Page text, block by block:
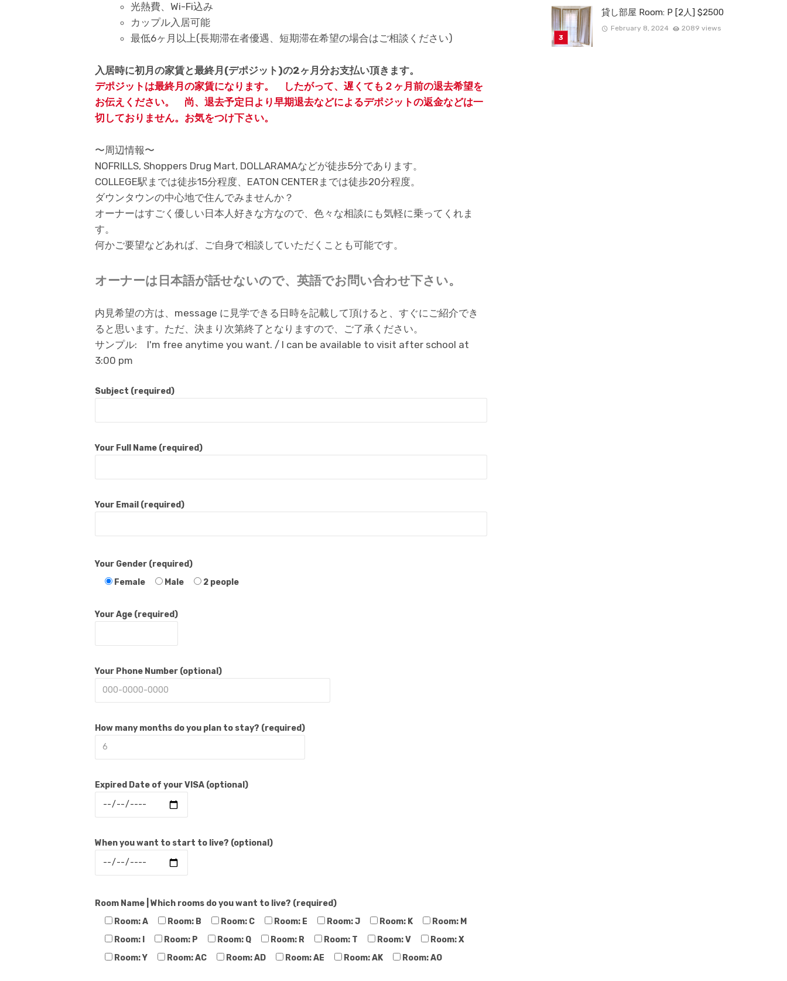
光熱費、Wi-Fi込み
カップル入居可能
最低6ヶ月以上(長期滞在者優遇、短期滞在希望の場合はご相談ください)
入居時に初月の家賃と最終月(デポジット)の2ヶ月分お支払い頂きます。
デポジットは最終月の家賃になります。 したがって、遅くても２ヶ月前の退去希望を
お伝えください。 尚、退去予定日より早期退去などによるデポジットの返金などは一
切しておりません。お気をつけ下さい。
〜周辺情報〜
NOFRILLS, Shoppers Drug Mart, DOLLARAMAなどが徒歩5分であります。
COLLEGE駅までは徒歩15分程度、EATON CENTERまでは徒歩20分程度。
ダウンタウンの中心地で住んでみませんか？
オーナーはすごく優しい日本人好きな方なので、色々な相談にも気軽に乗ってくれま
す。
何かご要望などあれば、ご自身で相談していただくことも可能です。
オーナーは日本語が話せないので、英語でお問い合わせ下さい。
内見希望の方は、message に見学できる日時を記載して頂けると、すぐにご紹介でき
ると思います。ただ、決まり次第終了となりますので、ご了承ください。
サンプル: I'm free anytime you want. / I can be available to visit after school at
3:00 pm
Subject (required)
Your Full Name (required)
Your Email (required)
Your Gender (required)
Female
Male 2 people
Your Age (required)
Your Phone Number (optional)
How many months do you plan to stay? (required)
Expired Date of your VISA (optional)
When you want to start to live? (optional)
Room Name | Which rooms do you want to live? (required)
Room: A
Room: B Room: C Room: E Room: J Room: K
Room: M
Room: I
Room: P Room: Q Room: R Room: T Room: V
Room: X
Room: Y
Room: AC Room: AD Room: AE Room: AK Room: AO
貸し部屋 Room: P [2人] $2500
February 8, 2024 2089 views